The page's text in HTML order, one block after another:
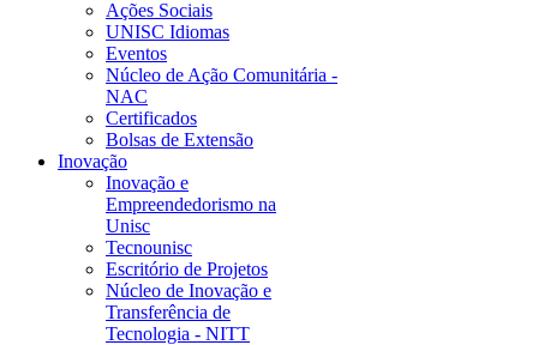
Ações Sociais
UNISC Idiomas
Eventos
Núcleo de Ação Comunitária -
NAC
Certificados
Bolsas de Extensão
Inovação
Inovação e
Empreendedorismo na
Unisc
Tecnounisc
Escritório de Projetos
Núcleo de Inovação e
Transferência de
Tecnologia - NITT